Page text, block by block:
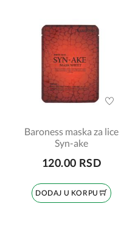
Baroness maska za lice
Syn-ake
120.00 RSD
DODAJ U KORPU